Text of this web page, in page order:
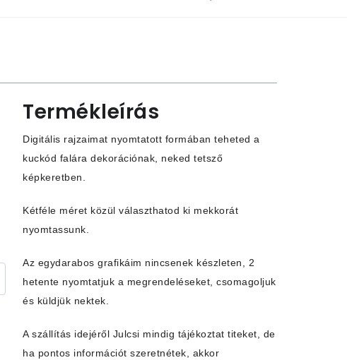
Termékleírás
Digitális rajzaimat nyomtatott formában teheted a
kuckód falára dekorációnak, neked tetsző
képkeretben.
Kétféle méret közül választhatod ki mekkorát
nyomtassunk.
Az egydarabos grafikáim nincsenek készleten, 2
hetente nyomtatjuk a megrendeléseket, csomagoljuk
és küldjük nektek.
A szállítás idejéről Julcsi mindig tájékoztat titeket, de
ha pontos információt szeretnétek, akkor